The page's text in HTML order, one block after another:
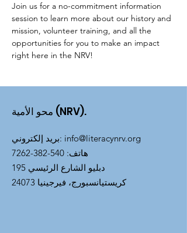
Join us for a no-commitment information
session to learn more about our history and
mission, volunteer training, and all the
opportunities for you to make an impact
right here in the NRV!
محو الأمية (NRV).
بريد إلكتروني: info@literacynrv.org
هاتف:
540-382-7262
195 دبليو الشارع الرئيسي
كريستيانسبورج، فيرجينيا 24073